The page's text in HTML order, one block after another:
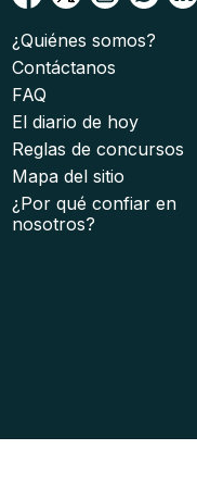
¿Quiénes somos?
Contáctanos
FAQ
El diario de hoy
Reglas de concursos
Mapa del sitio
¿Por qué confiar en
nosotros?